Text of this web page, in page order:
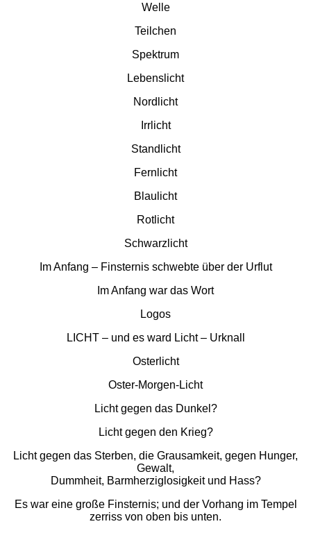
Welle
Teilchen
Spektrum
Lebenslicht
Nordlicht
Irrlicht
Standlicht
Fernlicht
Blaulicht
Rotlicht
Schwarzlicht
Im Anfang – Finsternis schwebte über der Urflut
Im Anfang war das Wort
Logos
LICHT – und es ward Licht – Urknall
Osterlicht
Oster-Morgen-Licht
Licht gegen das Dunkel?
Licht gegen den Krieg?
Licht gegen das Sterben, die Grausamkeit, gegen Hunger,
Gewalt,
Dummheit, Barmherziglosigkeit und Hass?
Es war eine große Finsternis; und der Vorhang im Tempel
zerriss von oben bis unten.